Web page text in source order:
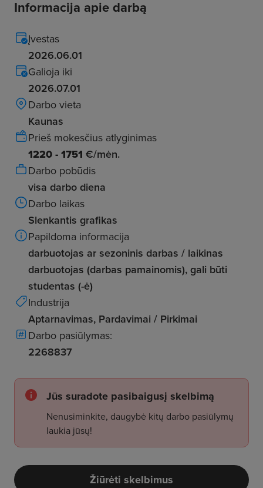
Informacija apie darbą
Įvestas
2026.06.01
Galioja iki
2026.07.01
Darbo vieta
Kaunas
Prieš mokesčius atlyginimas
1220 - 1751 €/mėn.
Darbo pobūdis
visa darbo diena
Darbo laikas
Slenkantis grafikas
Papildoma informacija
darbuotojas ar sezoninis darbas / laikinas
darbuotojas (darbas pamainomis), gali būti
studentas (-ė)
Industrija
Aptarnavimas, Pardavimai / Pirkimai
Darbo pasiūlymas:
2268837
Jūs suradote pasibaigusį skelbimą
Nenusiminkite, daugybė kitų darbo pasiūlymų
laukia jūsų!
Žiūrėti skelbimus